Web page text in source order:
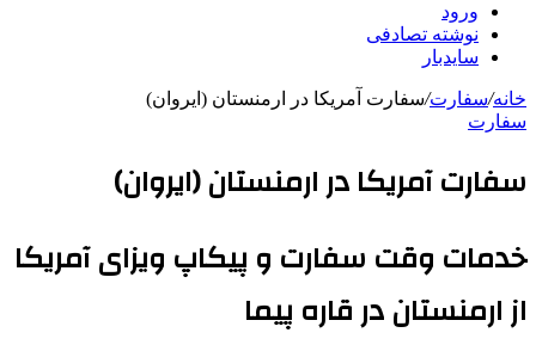
ورود
نوشته تصادفی
سایدبار
خانه/سفارت/سفارت آمریکا در ارمنستان (ایروان)
سفارت
سفارت آمریکا در ارمنستان (ایروان)
خدمات وقت سفارت و پیکاپ ویزای آمریکا
از ارمنستان در قاره پیما